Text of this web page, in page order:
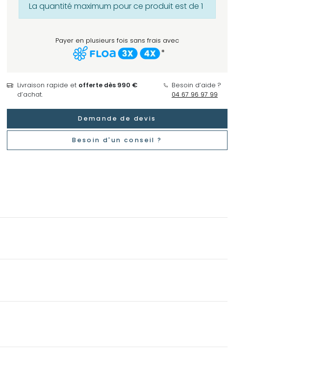
La quantité maximum pour ce produit est de 1
Payer en plusieurs fois sans frais avec
*
Livraison rapide et offerte dès 990 €
d’achat.
Besoin d’aide ?
04 67 96 97 99
Demande de devis
Besoin d'un conseil ?